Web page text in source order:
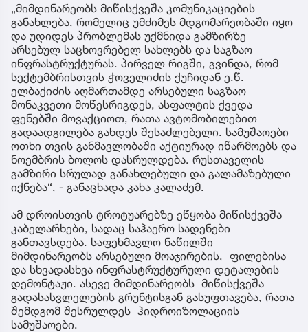
„მიმდინარეობს მიწისქვეშა კომუნიკაციების
განახლება, რომელიც უმძიმეს მდგომარეობაში იყო
და უდიდეს პრობლემას უქმნიდა გამზირზე
არსებულ საცხოვრებელ სახლებს და საგზაო
ინფრასტრუქტურას. პირველ რიგში, გვინდა, რომ
სექტემბრისთვის ჭოველიძის ქუჩიდან ე.წ.
ელბაქიძის აღმართამდე არსებული საგზაო
მონაკვეთი მოწესრიგდეს, ასფალტის ქვედა
ფენებში მოვაქციოთ, რათა ავტომობილებით
გადაადგილება გახდეს შესაძლებელი. სამუშაოები
ოთხი თვის განმავლობაში აქტიურად იწარმოებს და
ნოემბრის ბოლოს დასრულდება. რუსთაველის
გამზირი სრულად განახლებული და გალამაზებული
იქნება“, - განაცხადა კახა კალაძემ.
ამ დროისთვის ტროტუარებზე ეწყობა მიწისქვეშა
კაბელარხები, სადაც საჰაერო სადენები
განთავსდება. საფეხმავლო ნაწილში
მიმდინარეობს არსებული მოაჯირების, ფილებისა
და სხვადასხვა ინფრასტრუქტურული დეტალების
დემონტაჟი. ასევე მიმდინარეობს მიწისქვეშა
გადასასვლელების გრუნტისგან გასუფთავება, რათა
შემდგომ შესრულდეს ჰიდროიზოლაციის
სამუშაოები.